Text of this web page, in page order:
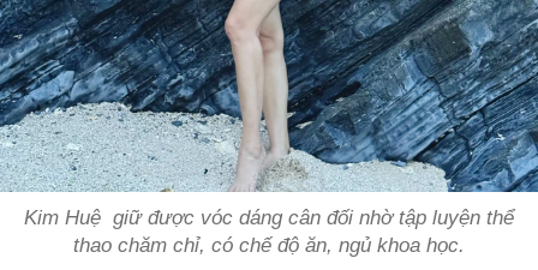
Kim Huệ giữ được vóc dáng cân đối nhờ tập luyện thể
thao chăm chỉ, có chế độ ăn, ngủ khoa học.